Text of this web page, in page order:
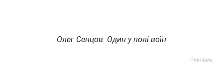
Олег Сенцов. Один у полі воїн